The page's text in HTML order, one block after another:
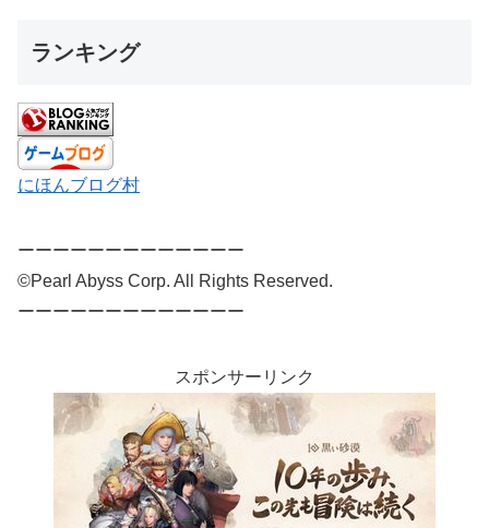
ランキング
にほんブログ村
ーーーーーーーーーーーーー
©Pearl Abyss Corp. All Rights Reserved.
ーーーーーーーーーーーーー
スポンサーリンク